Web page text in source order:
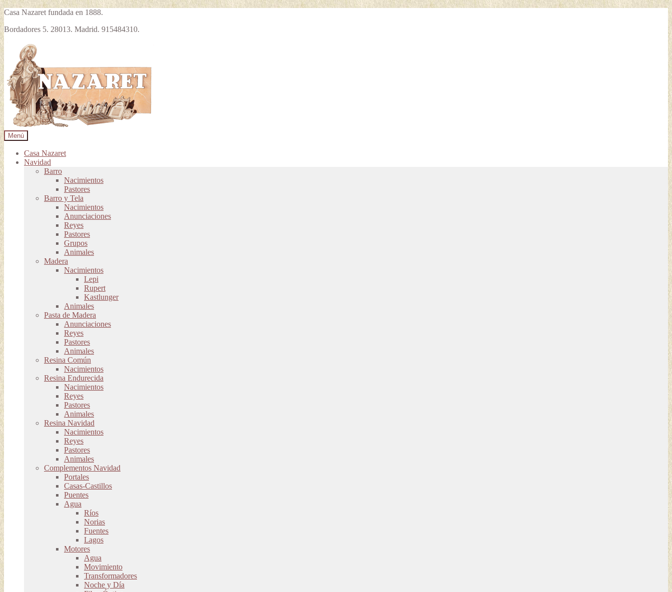
Casa Nazaret fundada en 1888.
Bordadores 5. 28013. Madrid. 915484310.
la
navegación
contenido
Menú
Casa Nazaret
Navidad
Barro
Nacimientos
Pastores
Barro y Tela
Nacimientos
Anunciaciones
Reyes
Pastores
Grupos
Animales
Madera
Nacimientos
Lepi
Rupert
Kastlunger
Animales
Pasta de Madera
Anunciaciones
Reyes
Pastores
Animales
Resina Común
Nacimientos
Resina Endurecida
Nacimientos
Reyes
Pastores
Animales
Resina Navidad
Nacimientos
Reyes
Pastores
Animales
Complementos Navidad
Portales
Casas-Castillos
Puentes
Agua
Ríos
Norias
Fuentes
Lagos
Motores
Agua
Movimiento
Transformadores
Noche y Día